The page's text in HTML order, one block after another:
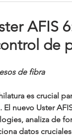
AFIS
de
de fibra
es crucial
nuevo Uster
analiza de
datos